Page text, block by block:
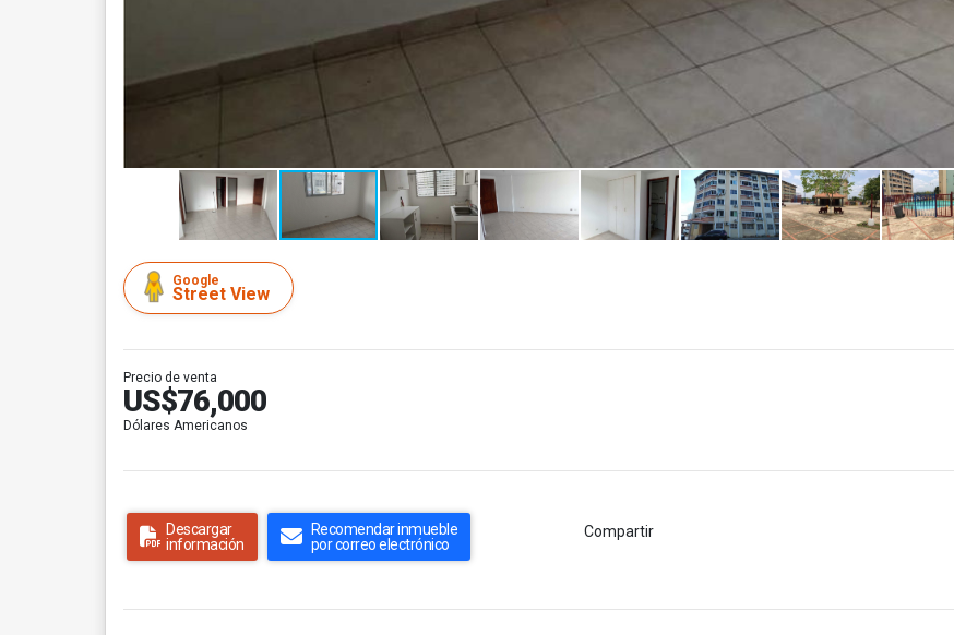
Google
Street View
Precio de venta
US$76,000
Dólares Americanos
Descargar
información
Recomendar inmueble
por correo electrónico
Compartir